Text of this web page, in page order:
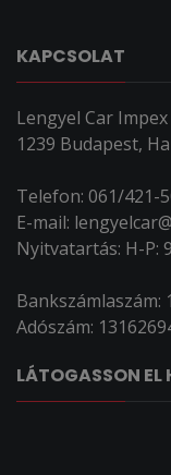
KAPCSOLAT
Lengyel Car
1239 Budapest,
Telefon: 061/421-
E-mail:
Nyitvatartás: H-P:
Bankszámlaszám:
Adószám:
LÁTOGASSON EL